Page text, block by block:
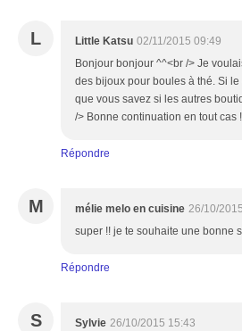
L Little Katsu 02/11/2015 09:49
Bonjour bonjour ^^<br /> Je
des bijoux pour boules à thé. Si
que vous savez si les autres
/> Bonne continuation en tout cas
Répondre
M mélie melo en cuisine 26/10/
super !! je te souhaite une bonne
Répondre
S Sylvie 26/10/2015 15:43